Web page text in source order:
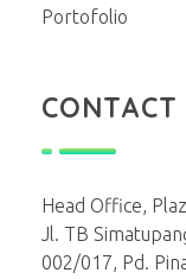
Portofolio
CONTACT
Head Office,
Jl. TB
002/017, Pd.